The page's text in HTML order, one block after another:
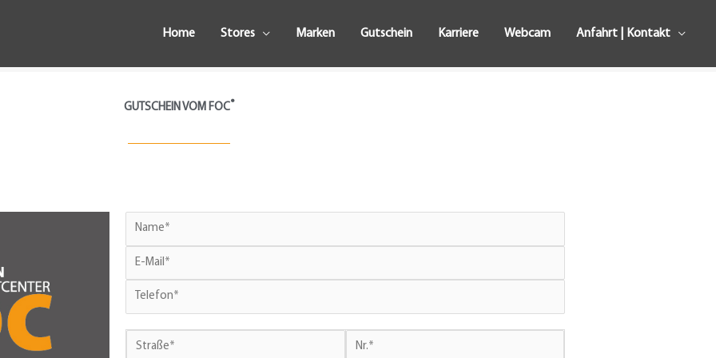
Home Stores Marken Gutschein Karriere Webcam Anfahrt | Kontakt
GUTSCHEIN VOM FOC®